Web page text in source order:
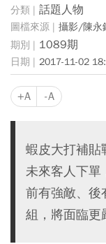
話題人物
攝影/陳永
1089期
2017-11-02
+A -A
蝦皮大打補貼
未來客人下單
前有強敵、後
組，將面臨更